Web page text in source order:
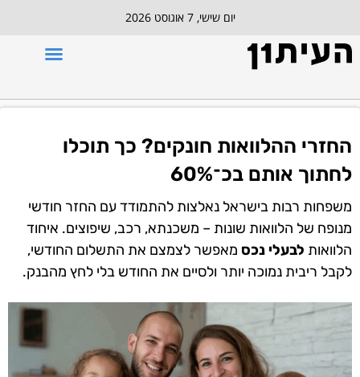
יום שישי, 7 אוגוסט 2026
החזרי ההלוואות חונקים? כך תוכלו
לחתוך אותם בכ־60%
משפחות רבות בישראל נאלצות להתמודד עם החזר חודשי
מנופח של הלוואות שונות – משכנתא, רכב, שיפוצים. איחוד
הלוואות לבעלי נכס מאפשר לצמצם את התשלום החודשי,
לקבל ריבית נמוכה יותר ולסיים את החודש בלי לחץ מהבנק.